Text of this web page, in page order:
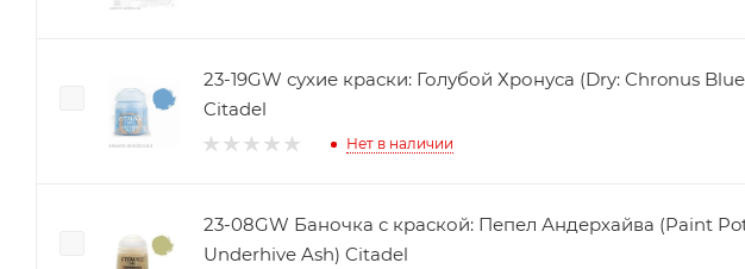
23-19GW сухие краски: Голубой Хронуса (Dry: Chronus
Citadel
Нет в наличии
23-08GW Баночка с краской: Пепел Андерхайва (Paint
Underhive Ash) Citadel